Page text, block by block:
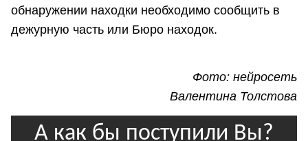
обнаружении находки необходимо сообщить в
дежурную часть или Бюро находок.
Фото: нейросеть
Валентина Толстова